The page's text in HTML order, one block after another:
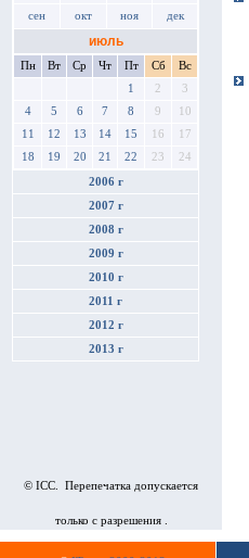
сен окт ноя дек
июль
Пн Вт Ср Чт Пт Сб
Вс
1
2
3
4
5 6 7 8 9
10
11
12 13 14 15 16
17
18
19 20 21 22 23 24
2006 г
2007 г
2008 г
2009 г
2010 г
2011 г
2012 г
2013 г
© ICC. Перепечатка допускается
только с разрешения .